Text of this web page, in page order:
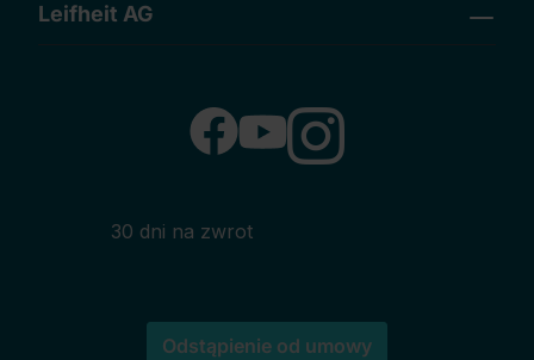
Leifheit AG
30 dni na zwrot
Odstąpienie od umowy